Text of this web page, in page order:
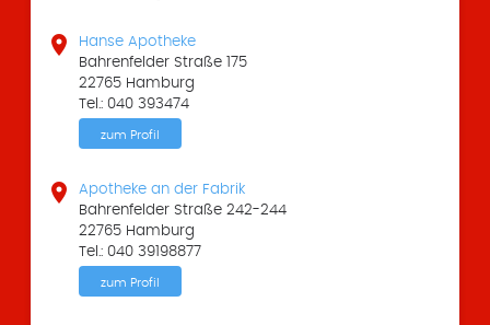

Hanse Apotheke
Bahrenfelder Straße 175
22765 Hamburg
Tel.: 040 393474
zum Profil

Apotheke an der Fabrik
Bahrenfelder Straße 242-244
22765 Hamburg
Tel.: 040 39198877
zum Profil